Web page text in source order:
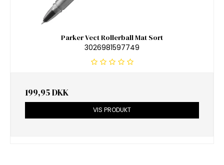
Parker Vect Rollerball Mat Sort
3026981597749
199,95 DKK
VIS PRODUKT